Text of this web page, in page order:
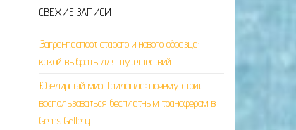
СВЕЖИЕ ЗАПИСИ
Загранпаспорт старого и нового образца:
какой выбрать для путешествий
Ювелирный мир Таиланда: почему стоит
воспользоваться бесплатным трансфером в
Gems Gallery